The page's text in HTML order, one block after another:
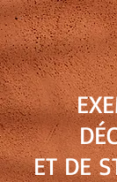
ET DE